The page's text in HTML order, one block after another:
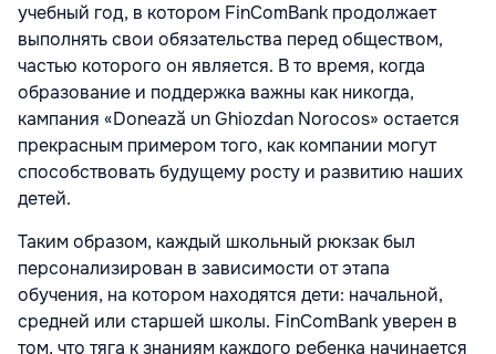
учебный год, в котором FinComBank продолжает
выполнять свои обязательства перед обществом,
частью которого он является. В то время, когда
образование и поддержка важны как никогда,
кампания «Donează un Ghiozdan Norocos» остается
прекрасным примером того, как компании могут
способствовать будущему росту и развитию наших
детей.
Таким образом, каждый школьный рюкзак был
персонализирован в зависимости от этапа
обучения, на котором находятся дети: начальной,
средней или старшей школы. FinComBank уверен в
том, что тяга к знаниям каждого ребенка начинается